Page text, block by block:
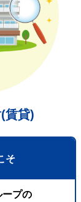
賃貸)
そ
ープの